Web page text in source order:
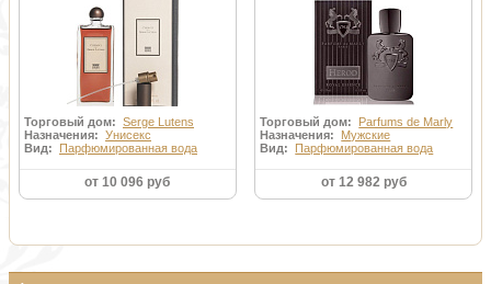
Торговый дом: Serge Lutens
Назначения: Унисекс
Вид:
Парфюмированная вода
от 10 096 руб
Торговый дом:
Parfums de Marly
Назначения: Мужские
Вид:
Парфюмированная вода
от 12 982 руб